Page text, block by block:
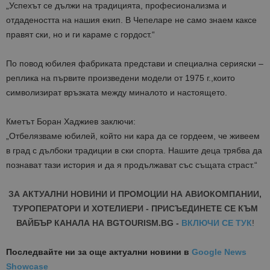
„Успехът се дължи на традицията, професионализма и
отдадеността на нашия екип. В Чепеларе не само знаем каксе
правят ски, но и ги караме с гордост.“
По повод юбилея фабриката представи и специална серияски –
реплика на първите произведени модели от 1975 г.,които
символизират връзката между миналото и настоящето.
Кметът Боран Хаджиев заключи:
„Отбелязваме юбилей, който ни кара да се гордеем, че живеем
в град с дълбоки традиции в ски спорта. Нашите деца трябва да
познават тази история и да я продължават със същата страст.“
ЗА АКТУАЛНИ НОВИНИ И ПРОМОЦИИ НА АВИОКОМПАНИИ,
ТУРОПЕРАТОРИ И ХОТЕЛИЕРИ - ПРИСЪЕДИНЕТЕ СЕ КЪМ
ВАЙБЪР КАНАЛА НА BGTOURISM.BG - ВКЛЮЧИ СЕ ТУК!
Последвайте ни за още актуални новини в Google News
Showcase